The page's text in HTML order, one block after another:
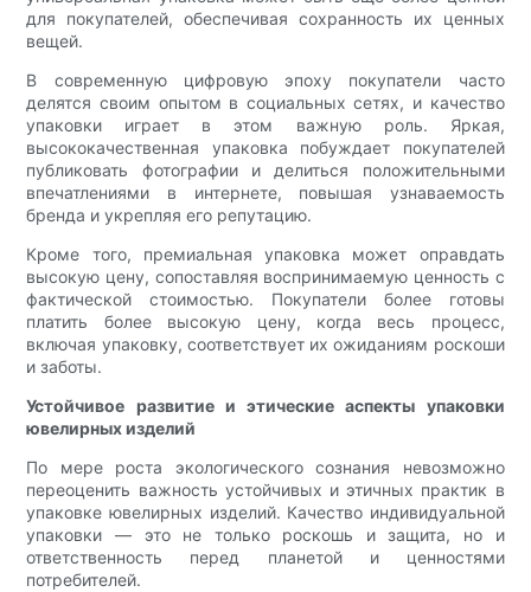
для покупателей, обеспечивая сохранность их ценных
вещей.
В современную цифровую эпоху покупатели часто
делятся своим опытом в социальных сетях, и качество
упаковки играет в этом важную роль. Яркая,
высококачественная упаковка побуждает покупателей
публиковать фотографии и делиться положительными
впечатлениями в интернете, повышая узнаваемость
бренда и укрепляя его репутацию.
Кроме того, премиальная упаковка может оправдать
высокую цену, сопоставляя воспринимаемую ценность с
фактической стоимостью. Покупатели более готовы
платить более высокую цену, когда весь процесс,
включая упаковку, соответствует их ожиданиям роскоши
и заботы.
Устойчивое развитие и этические аспекты упаковки
ювелирных изделий
По мере роста экологического сознания невозможно
переоценить важность устойчивых и этичных практик в
упаковке ювелирных изделий. Качество индивидуальной
упаковки — это не только роскошь и защита, но и
ответственность перед планетой и ценностями
потребителей.